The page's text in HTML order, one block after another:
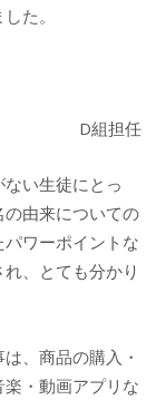
た。
D組担任
い生徒にとっ
由来についての
ワーポイントな
、とても分かり
、商品の購入・
・動画アプリな